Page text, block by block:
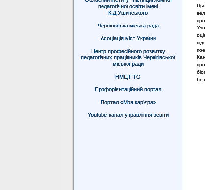
педагогічної освіти імені
К.Д.Ушинського
Чернігівська міська рада
Асоціація міст України
Центр професійного розвитку
педагогічних працівників Чернігівської
міської ради
НМЦ ПТО
Профорієнтаційний портал
Портал «Моя кар’єра»
Youtube-канал управління освіти